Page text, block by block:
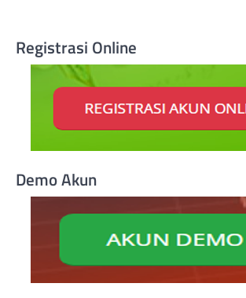
Registrasi Online
Demo Akun